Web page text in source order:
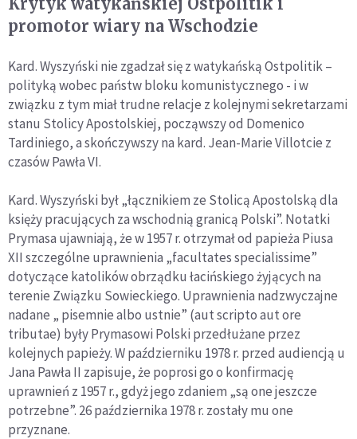
promotor wiary na Wschodzie
Kard. Wyszyński nie zgadzał się z watykańską Ostpolitik –
polityką wobec państw bloku komunistycznego - i w
związku z tym miał trudne relacje z kolejnymi sekretarzami
stanu Stolicy Apostolskiej, począwszy od Domenico
Tardiniego, a skończywszy na kard. Jean-Marie Villotcie z
czasów Pawła VI.
Kard. Wyszyński był „łącznikiem ze Stolicą Apostolską dla
księży pracujących za wschodnią granicą Polski”. Notatki
Prymasa ujawniają, że w 1957 r. otrzymał od papieża Piusa
XII szczególne uprawnienia „facultates specialissime”
dotyczące katolików obrządku łacińskiego żyjących na
terenie Związku Sowieckiego. Uprawnienia nadzwyczajne
nadane „ pisemnie albo ustnie” (aut scripto aut ore
tributae) były Prymasowi Polski przedłużane przez
kolejnych papieży. W październiku 1978 r. przed audiencją u
Jana Pawła II zapisuje, że poprosi go o konfirmację
uprawnień z 1957 r., gdyż jego zdaniem „są one jeszcze
potrzebne”. 26 października 1978 r. zostały mu one
przyznane.